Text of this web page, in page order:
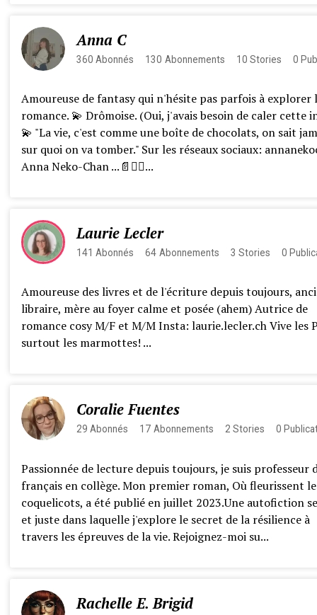
Anna C
360 Abonnés 130 Abonnements 10 Stories 0
Amoureuse de fantasy qui n'hésite pas parfois à explorer
romance. 💫 Drômoise. (Oui, j'avais besoin de caler cette
💫 "La vie, c'est comme une boîte de chocolats, on sait
sur quoi on va tomber." Sur les réseaux sociaux:
Anna Neko-Chan ...📄✍🏻...
Laurie Lecler
141 Abonnés 64 Abonnements 3 Stories 0
Amoureuse des livres et de l'écriture depuis toujours,
libraire, mère au foyer calme et posée (ahem) Autrice de
romance cosy M/F et M/M Insta: laurie.lecler.ch Vive les
surtout les marmottes! ...
Coralie Fuentes
29 Abonnés 17 Abonnements 2 Stories 0
Passionnée de lecture depuis toujours, je suis professeur
français en collège. Mon premier roman, Où fleurissent
coquelicots, a été publié en juillet 2023.Une autofiction
et juste dans laquelle j'explore le secret de la résilience à
travers les épreuves de la vie. Rejoignez-moi su...
Rachelle E. Brigid